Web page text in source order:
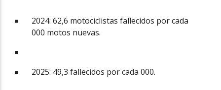
2024: 62,6 motociclistas fallecidos por cada
000 motos nuevas.
2025: 49,3 fallecidos por cada 000.